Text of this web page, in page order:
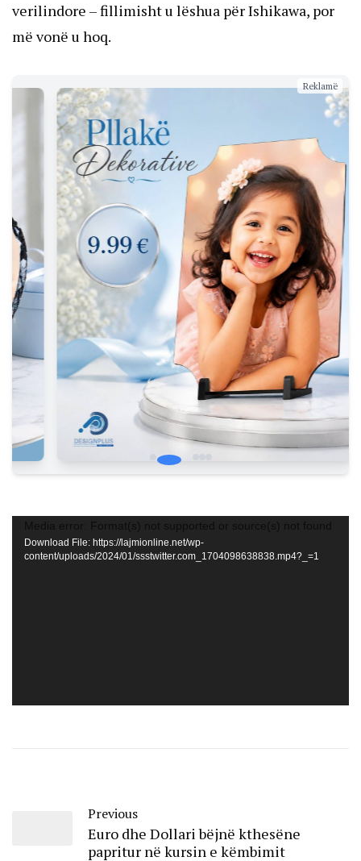
verilindore – fillimisht u lëshua për Ishikawa, por
më vonë u hoq.
Reklamë
Download File: https://lajmionline.net/wp-
content/uploads/2024/01/ssstwitter.com_1704098638838.mp4?_=1
Previous
Euro dhe Dollari bëjnë kthesëne
papritur në kursin e këmbimit